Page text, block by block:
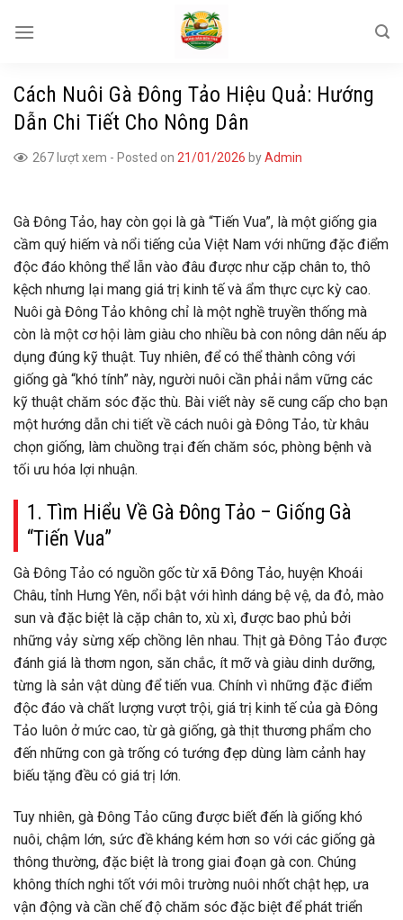
Cách Nuôi Gà Đông Tảo Hiệu Quả: Hướng
Dẫn Chi Tiết Cho Nông Dân
267 lượt xem - Posted on 21/01/2026 byAdmin
Gà Đông Tảo, hay còn gọi là gà “Tiến Vua”, là một giống gia
cầm quý hiếm và nổi tiếng của Việt Nam với những đặc điểm
độc đáo không thể lẫn vào đâu được như cặp chân to, thô
kệch nhưng lại mang giá trị kinh tế và ẩm thực cực kỳ cao.
Nuôi gà Đông Tảo không chỉ là một nghề truyền thống mà
còn là một cơ hội làm giàu cho nhiều bà con nông dân nếu áp
dụng đúng kỹ thuật. Tuy nhiên, để có thể thành công với
giống gà “khó tính” này, người nuôi cần phải nắm vững các
kỹ thuật chăm sóc đặc thù. Bài viết này sẽ cung cấp cho bạn
một hướng dẫn chi tiết về cách nuôi gà Đông Tảo, từ khâu
chọn giống, làm chuồng trại đến chăm sóc, phòng bệnh và
tối ưu hóa lợi nhuận.
1. Tìm Hiểu Về Gà Đông Tảo – Giống Gà
“Tiến Vua”
Gà Đông Tảo có nguồn gốc từ xã Đông Tảo, huyện Khoái
Châu, tỉnh Hưng Yên, nổi bật với hình dáng bệ vệ, da đỏ, mào
sun và đặc biệt là cặp chân to, xù xì, được bao phủ bởi
những vảy sừng xếp chồng lên nhau. Thịt gà Đông Tảo được
đánh giá là thơm ngon, săn chắc, ít mỡ và giàu dinh dưỡng,
từng là sản vật dùng để tiến vua. Chính vì những đặc điểm
độc đáo và chất lượng vượt trội, giá trị kinh tế của gà Đông
Tảo luôn ở mức cao, từ gà giống, gà thịt thương phẩm cho
đến những con gà trống có tướng đẹp dùng làm cảnh hay
biếu tặng đều có giá trị lớn.
Tuy nhiên, gà Đông Tảo cũng được biết đến là giống khó
nuôi, chậm lớn, sức đề kháng kém hơn so với các giống gà
thông thường, đặc biệt là trong giai đoạn gà con. Chúng
không thích nghi tốt với môi trường nuôi nhốt chật hẹp, ưa
vận động và cần chế độ chăm sóc đặc biệt để phát triển